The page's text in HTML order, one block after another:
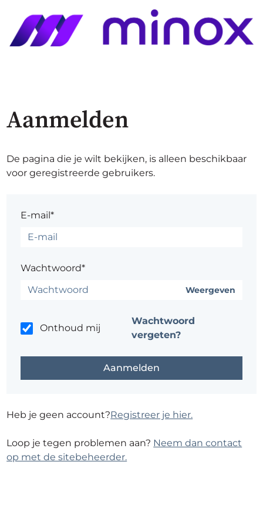
Aanmelden
De pagina die je wilt bekijken, is alleen beschikbaar
voor geregistreerde gebruikers.
E-mail*
Wachtwoord*
Weergeven
Onthoud mij
Wachtwoord
vergeten?
Heb je geen account?Registreer je hier.
Loop je tegen problemen aan? Neem dan contact
op met de sitebeheerder.